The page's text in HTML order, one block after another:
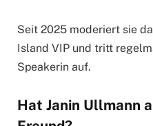
Seit 2025 moderiert sie
Island VIP und tritt
Speakerin auf.
Hat Janin Ullmann